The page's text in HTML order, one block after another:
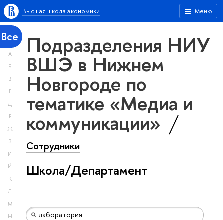
Меню
Высшая школа экономики
Все
А
Б
В
Г
Д
Е
Ж
З
И
Й
К
Л
М
Н
Подразделения НИУ
ВШЭ в Нижнем
Новгороде по
тематике «Медиа и
коммуникации»
Сотрудники
Школа/Департамент